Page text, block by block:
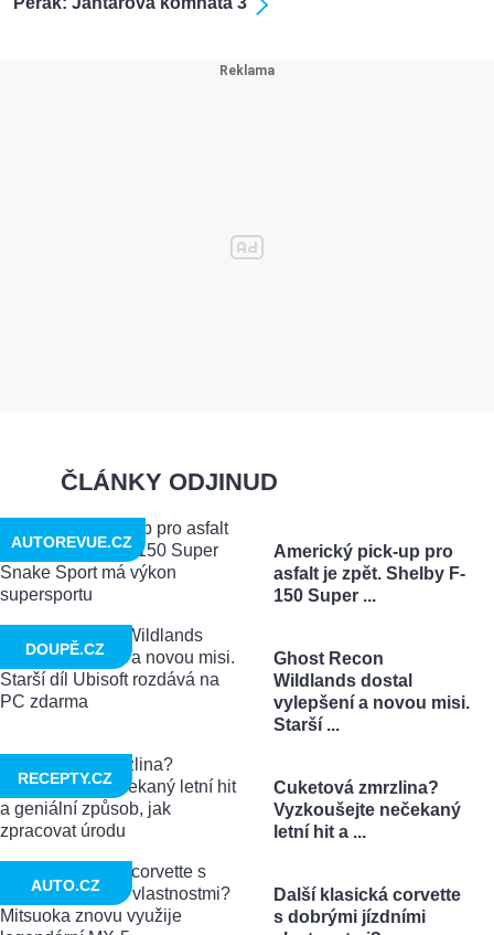
ČLÁNKY ODJINUD
Americký pick-up pro
asfalt je zpět. Shelby F-
150 Super ...
AUTOREVUE.CZ
Ghost Recon
Wildlands dostal
vylepšení a novou misi.
Starší ...
DOUPĚ.CZ
Cuketová zmrzlina?
Vyzkoušejte nečekaný
letní hit a ...
RECEPTY.CZ
Další klasická corvette
s dobrými jízdními
AUTO.CZ